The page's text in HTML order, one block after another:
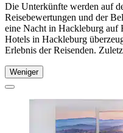
Die Unterkünfte werden auf
Reisebewertungen und der
eine Nacht in Hackleburg auf
Hotels in Hackleburg
Erlebnis der Reisenden.
Weniger